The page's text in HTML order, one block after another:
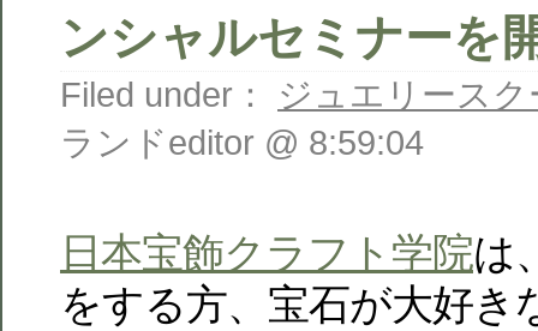
ンシャルセミナーを
Filed under： ジュエリース
ランドeditor @ 8:59:04
日本宝飾クラフト学院は
をする方、宝石が大好き